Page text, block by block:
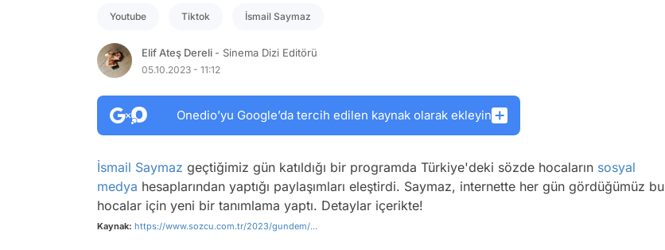
Youtube Tiktok İsmail Saymaz
Elif Ateş Dereli - Sinema Dizi Editörü
05.10.2023 - 11:12
Onedio’yu Google’da tercih edilen kaynak olarak ekleyin
İsmail Saymaz geçtiğimiz gün katıldığı bir programda Türkiye'deki sözde hocaların sosyal
medya hesaplarından yaptığı paylaşımları eleştirdi. Saymaz, internette her gün gördüğümüz bu
hocalar için yeni bir tanımlama yaptı. Detaylar içerikte!
Kaynak: https://www.sozcu.com.tr/2023/gundem/...